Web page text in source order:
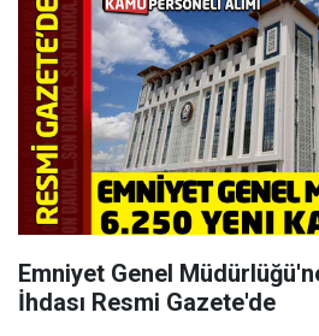
Emniyet Genel
İhdası Resmi Gazete'de